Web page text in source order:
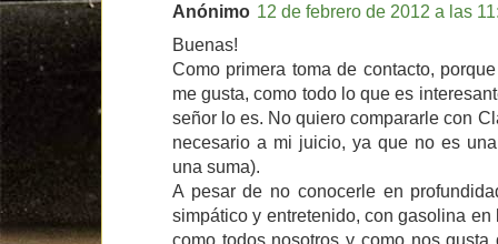
Anónimo 12 de febrero de 2012 a las
Buenas!
Como primera toma de contacto,
me gusta, como todo lo que es
señor lo es. No quiero compararle con
necesario a mi juicio, ya que no es
una suma).
A pesar de no conocerle en
simpático y entretenido, con gasolina
como todos nosotros y como nos